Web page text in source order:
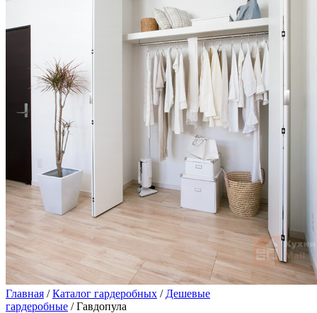
Главная /Каталог гардеробных / Дешевые
гардеробные / Гавдопула